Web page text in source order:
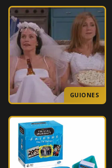
Londres
Ross
GUIONES